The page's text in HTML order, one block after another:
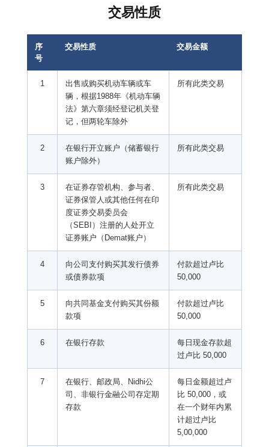
交易性质
序
号
交易性质 交易金额
1
出售或购买机动车辆或车
辆，根据1988年《机动车辆
法》第六章须经登记机关登
记，但两轮车除外
所有此类交易
2
在银行开立账户（储蓄银行
账户除外）
所有此类交易
3
在证券存管机构、参与者、
证券保管人或其他任何在印
度证券交易委员会
（SEBI）注册的人处开立
证券账户（Demat账户）
所有此类交易
4
向公司支付购买其发行债券
或债券款项
付款超过卢比
50,000
5
向共同基金支付购买其份额
款项
付款超过卢比
50,000
6 在银行存款
每日现金存款超
过卢比 50,000
7
在银行、邮政局、Nidhi公
司、非银行金融公司存定期
存款
每日金额超过卢
比 50,000，或
在一个财年内累
计超过卢比
5,00,000